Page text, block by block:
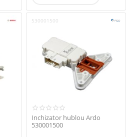
530001500
Inchizator hublou Ardo
530001500